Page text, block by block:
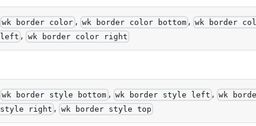
wk border color , wk border color bottom , wk border
left , wk border color right
wk border style bottom , wk border style left , wk
style right , wk border style top